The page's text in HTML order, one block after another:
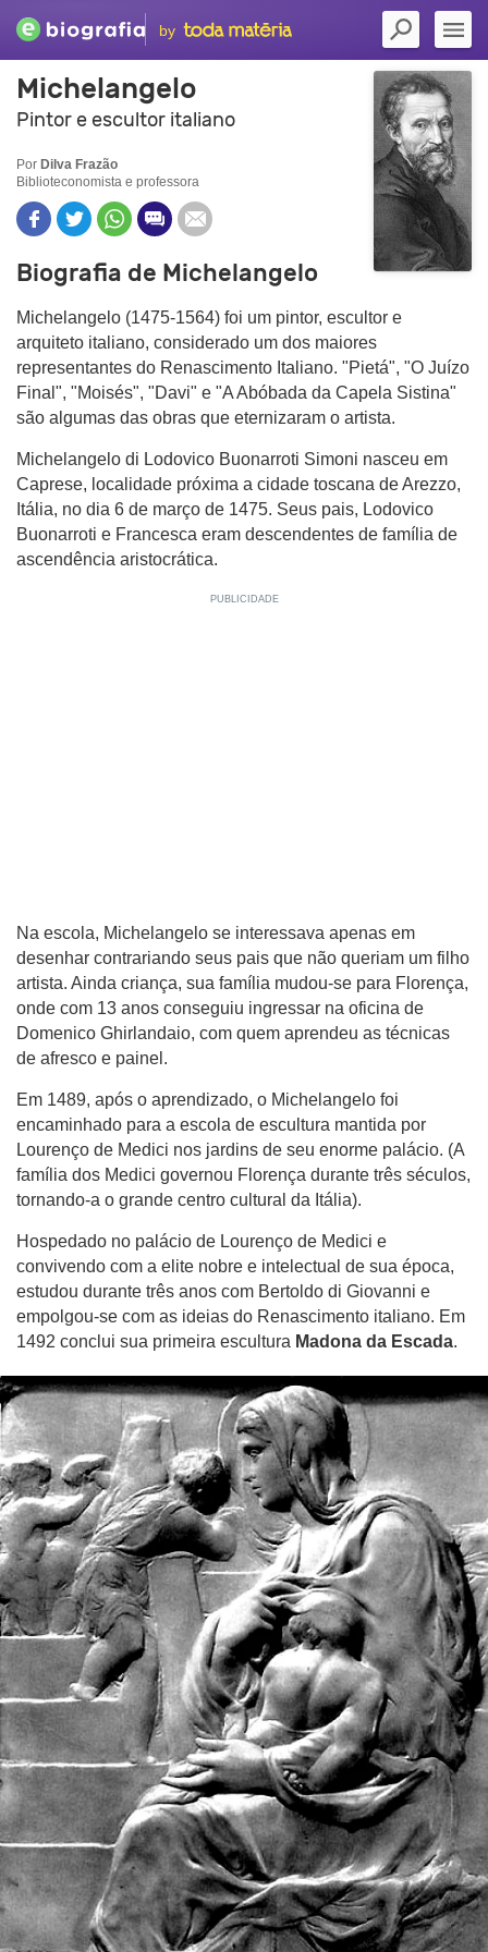
by
Michelangelo
Pintor e escultor italiano
Por Dilva Frazão
Biblioteconomista e professora
Biografia de Michelangelo
Michelangelo (1475-1564) foi um pintor, escultor e
arquiteto italiano, considerado um dos maiores
representantes do Renascimento Italiano. "Pietá", "O Juízo
Final", "Moisés", "Davi" e "A Abóbada da Capela Sistina"
são algumas das obras que eternizaram o artista.
Michelangelo di Lodovico Buonarroti Simoni nasceu em
Caprese, localidade próxima a cidade toscana de Arezzo,
Itália, no dia 6 de março de 1475. Seus pais, Lodovico
Buonarroti e Francesca eram descendentes de família de
ascendência aristocrática.
Na escola, Michelangelo se interessava apenas em
desenhar contrariando seus pais que não queriam um filho
artista. Ainda criança, sua família mudou-se para Florença,
onde com 13 anos conseguiu ingressar na oficina de
Domenico Ghirlandaio, com quem aprendeu as técnicas
de afresco e painel.
Em 1489, após o aprendizado, o Michelangelo foi
encaminhado para a escola de escultura mantida por
Lourenço de Medici nos jardins de seu enorme palácio. (A
família dos Medici governou Florença durante três séculos,
tornando-a o grande centro cultural da Itália).
Hospedado no palácio de Lourenço de Medici e
convivendo com a elite nobre e intelectual de sua época,
estudou durante três anos com Bertoldo di Giovanni e
empolgou-se com as ideias do Renascimento italiano. Em
1492 conclui sua primeira escultura Madona da Escada.